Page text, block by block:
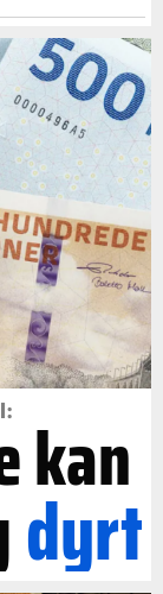
kan
dyrt